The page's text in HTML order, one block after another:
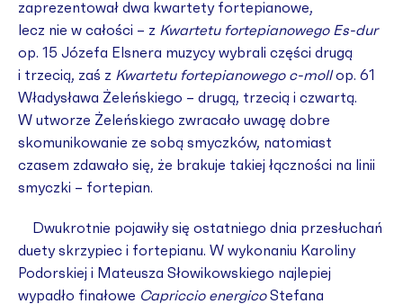
zaprezentował dwa kwartety fortepianowe,
lecz nie w całości – z Kwartetu fortepianowego Es-dur
op. 15 Józefa Elsnera muzycy wybrali części drugą
i trzecią, zaś z Kwartetu fortepianowego c-mollop. 61
Władysława Żeleńskiego – drugą, trzecią i czwartą.
W utworze Żeleńskiego zwracało uwagę dobre
skomunikowanie ze sobą smyczków, natomiast
czasem zdawało się, że brakuje takiej łączności na linii
smyczki – fortepian.
Dwukrotnie pojawiły się ostatniego dnia przesłuchań
duety skrzypiec i fortepianu. W wykonaniu Karoliny
Podorskiej i Mateusza Słowikowskiego najlepiej
wypadło finałowe Capriccio energicoStefana